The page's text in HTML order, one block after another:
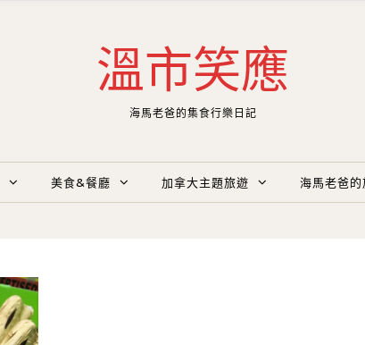
溫市笑應
海馬老爸的集食行樂日記
美食&餐廳 加拿大主題旅遊 海馬老爸的